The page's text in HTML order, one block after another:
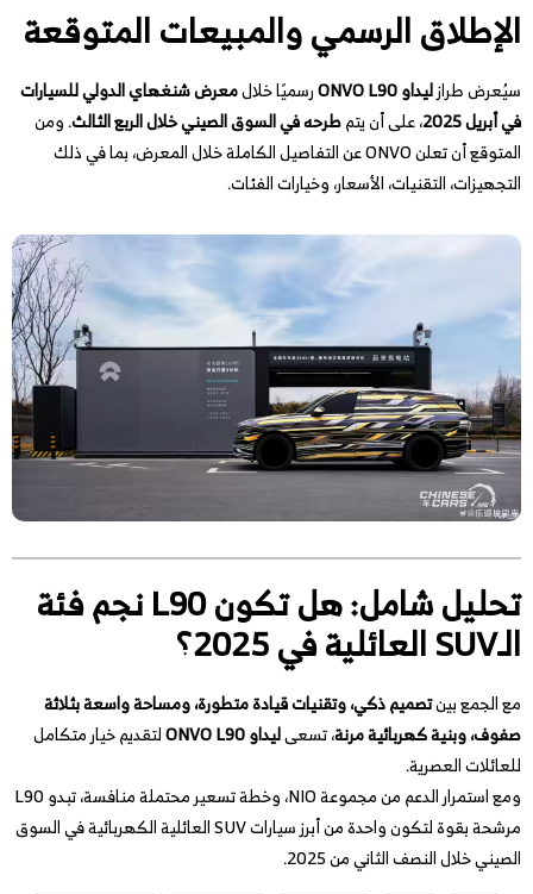
الإطلاق الرسمي والمبيعات المتوقعة
سيُعرض طرازليداو ONVO L90 رسميًا خلالمعرض شنغهاي الدولي للسيارات
في أبريل 2025
، على أن يتمطرحه في السوق الصيني خلال الربع الثالث. ومن
المتوقع أن تعلن ONVO عن التفاصيل الكاملة خلال المعرض، بما في ذلك
التجهيزات، التقنيات، الأسعار، وخيارات الفئات.
تحليل شامل: هل تكون L90 نجم فئة
الـSUV العائلية في 2025؟
مع الجمع بينتصميم ذكي، وتقنيات قيادة متطورة، ومساحة واسعة بثلاثة
صفوف، وبنية كهربائية مرنة، تسعىليداو ONVO L90
لتقديم خيار متكامل
للعائلات العصرية.
ومع استمرار الدعم من مجموعة NIO، وخطة تسعير محتملة منافسة، تبدو L90
مرشحة بقوة لتكون واحدة من أبرز سيارات SUV العائلية الكهربائية في السوق
الصيني خلال النصف الثاني من 2025.